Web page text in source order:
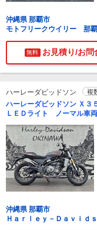
沖縄県 那覇市
モトフリークウイリー 那
無料 お見積り/お問
ハーレーダビッドソン 複
ハーレーダビッドソン Ｘ
ＬＥＤライト ノーマル車両
沖縄県 那覇市
Ｈａｒｌｅｙ－Ｄａｖｉｄ